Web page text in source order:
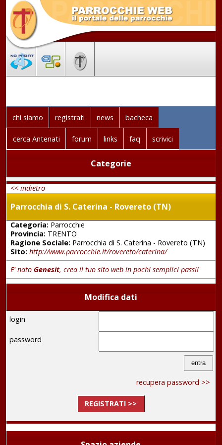
chi siamo registrati news bacheca
cerca Antenati forum links faq scrivici
Categorie
<< indietro
Parrocchia di S. Caterina - Rovereto (TN)
Categoria:Parrocchie
Provincia:TRENTO
Ragione Sociale:Parrocchia di S. Caterina - Rovereto (TN)
Sito: http://www.parrocchie.it/rovereto/caterina/
E' nato Genesit, crea il tuo sito web in pochi semplici passi!
Modifica dati
login
password
recupera password >>
REGISTRATI >>